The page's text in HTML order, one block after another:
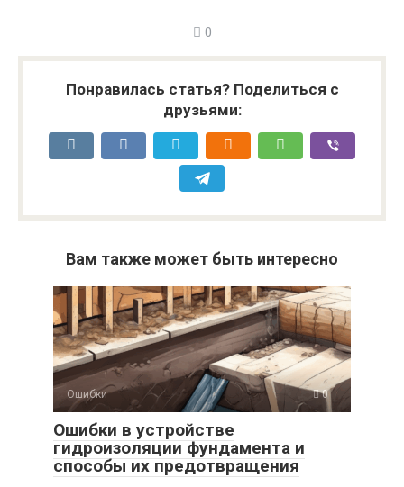
0
Понравилась статья? Поделиться с
друзьями:
Вам также может быть интересно
Ошибки 0
Ошибки в устройстве
гидроизоляции фундамента и
способы их предотвращения